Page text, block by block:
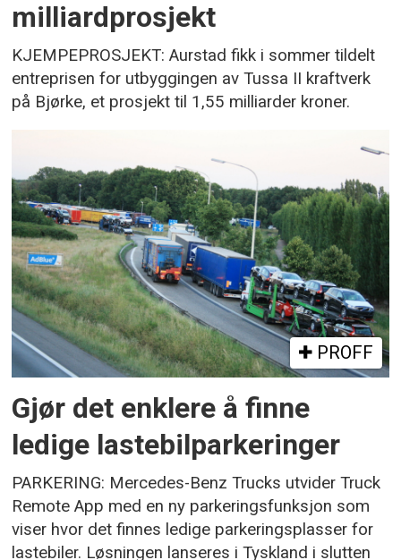
milliardprosjekt
KJEMPEPROSJEKT: Aurstad fikk i sommer tildelt
entreprisen for utbyggingen av Tussa II kraftverk
på Bjørke, et prosjekt til 1,55 milliarder kroner.
PROFF
Gjør det enklere å finne
ledige lastebilparkeringer
PARKERING: Mercedes-Benz Trucks utvider Truck
Remote App med en ny parkeringsfunksjon som
viser hvor det finnes ledige parkeringsplasser for
lastebiler. Løsningen lanseres i Tyskland i slutten